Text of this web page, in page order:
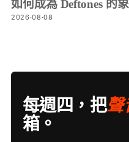
如何成為 Deftones 的
2026·08·08
每週四，把聲
箱。